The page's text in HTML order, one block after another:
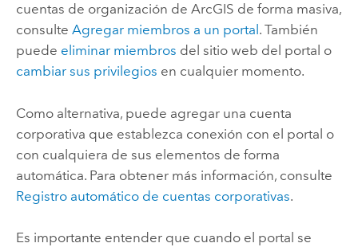
cuentas de organización de ArcGIS de forma masiva,
consulte Agregar miembros a un portal . También
puede eliminar miembros del sitio web del portal o
cambiar sus privilegios en cualquier momento.
Como alternativa, puede agregar una cuenta
corporativa que establezca conexión con el portal o
con cualquiera de sus elementos de forma
automática. Para obtener más información, consulte
Registro automático de cuentas corporativas.
Es importante entender que cuando el portal se